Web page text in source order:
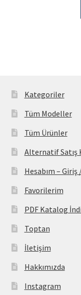
Kategoriler
Tüm Modeller
Tüm Ürünler
Alternatif Satış
Hesabım – Giriş
Favorilerim
PDF Katalog
Toptan
İletişim
Hakkımızda
Instagram